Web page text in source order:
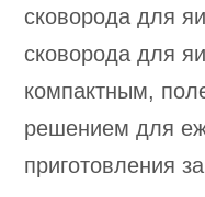
сковорода для
сковорода для
компактным,
решением для
приготовления